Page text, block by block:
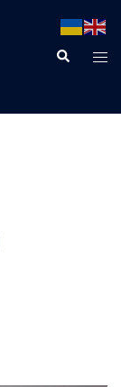
Пошук